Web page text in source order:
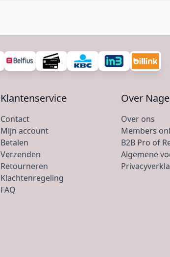
Klantenservice
Contact
Mijn account
Betalen
Verzenden
Retourneren
Klachtenregeling
FAQ
Over
Over ons
Members
B2B Pro of
Algemene